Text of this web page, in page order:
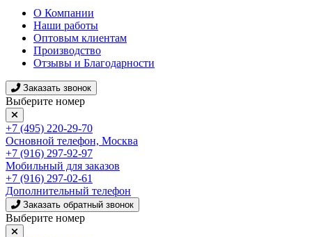
О Компании
Наши работы
Оптовым клиентам
Производство
Отзывы и Благодарности
Заказать звонок
Выберите номер
+7 (495) 220-29-70
Основной телефон, Москва
+7 (916) 297-92-97
Мобильный для заказов
+7 (916) 297-02-61
Дополнительный телефон
Заказать обратный звонок
Выберите номер